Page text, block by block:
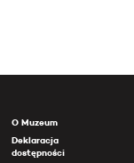
O Muzeum
Deklaracja
dostępności